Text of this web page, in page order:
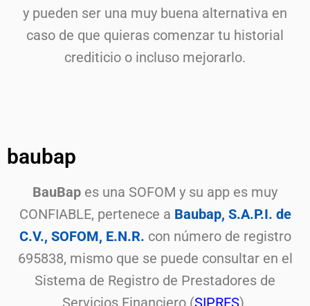
y pueden ser una muy buena alternativa en
caso de que quieras comenzar tu historial
crediticio o incluso mejorarlo.
baubap
BauBap es una SOFOM y su app es muy
CONFIABLE, pertenece a Baubap, S.A.P.I. de
C.V., SOFOM, E.N.R. con número de registro
695838, mismo que se puede consultar en el
Sistema de Registro de Prestadores de
Servicios Financiero (SIPRES).